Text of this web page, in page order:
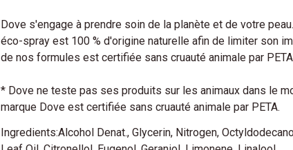
Dove s'engage à prendre soin de la planète et de votre
éco-spray est 100 % d'origine naturelle afin de limiter son
de nos formules est certifiée sans cruauté animale par
* Dove ne teste pas ses produits sur les animaux dans le
marque Dove est certifiée sans cruauté animale par PETA.
Ingredients:Alcohol Denat., Glycerin, Nitrogen,